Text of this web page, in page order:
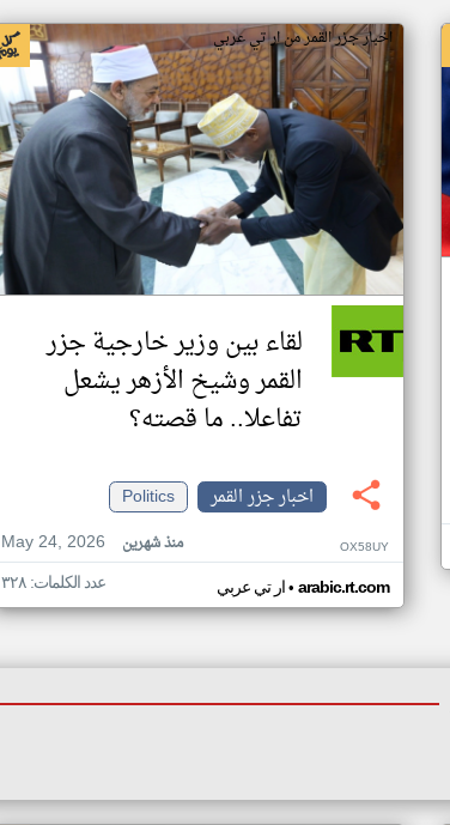
اخبار جزر القمر من ار تي عربي
لقاء بين وزير خارجية جزر
القمر وشيخ الأزهر يشعل
تفاعلا.. ما قصته؟
اخبار جزر القمر
Politics
May 24, 2026
منذ شهرين OX58UY
ار تي عربي• arabic.rt.com عدد الكلمات: ٣٢٨